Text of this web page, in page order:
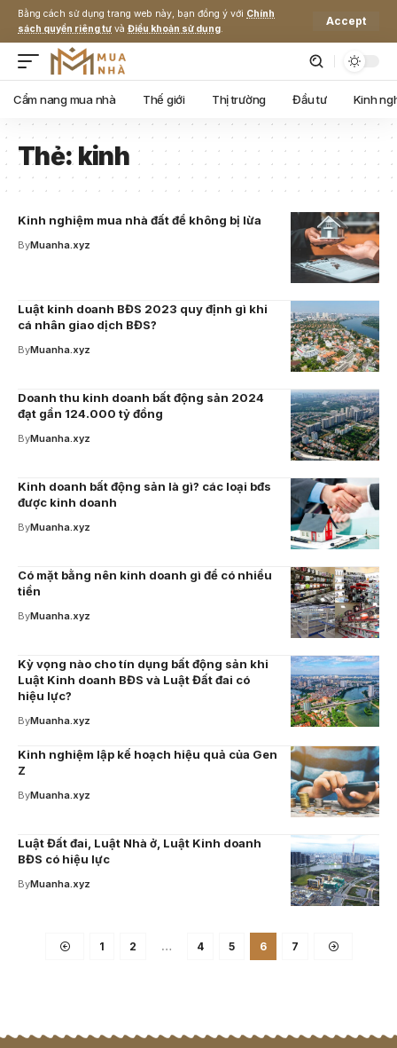
Bằng cách sử dụng trang web này, bạn đồng ý với Chính
sách quyền riêng tư và Điều khoản sử dụng.
Accept
Cẩm nang mua nhà Thế giới Thị trường Đầu tư Kinh
Thẻ:kinh
Kinh nghiệm mua nhà đất để không bị lừa
ByMuanha.xyz
Luật kinh doanh BĐS 2023 quy định gì khi
cá nhân giao dịch BĐS?
ByMuanha.xyz
Doanh thu kinh doanh bất động sản 2024
đạt gần 124.000 tỷ đồng
ByMuanha.xyz
Kinh doanh bất động sản là gì? các loại bđs
được kinh doanh
ByMuanha.xyz
Có mặt bằng nên kinh doanh gì để có nhiều
tiền
ByMuanha.xyz
Kỳ vọng nào cho tín dụng bất động sản khi
Luật Kinh doanh BĐS và Luật Đất đai có
hiệu lực?
ByMuanha.xyz
Kinh nghiệm lập kế hoạch hiệu quả của Gen
Z
ByMuanha.xyz
Luật Đất đai, Luật Nhà ở, Luật Kinh doanh
BĐS có hiệu lực
ByMuanha.xyz
1 2 … 4 5 6 7